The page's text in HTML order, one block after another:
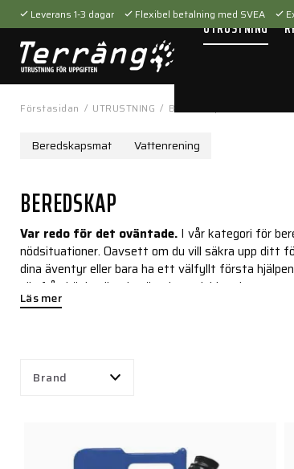
Leverans 1-3 dagar Flexibel betalning med SVEA
UTRUSTNING
Förstasidan / UTRUSTNING / Beredskap
Beredskapsmat Vattenrening
BEREDSKAP
Var redo för det oväntade. I vår kategori för
nödsituationer. Oavsett om du vill säkra upp ditt
dina äventyr eller bara ha ett välfyllt första
allt från högkvalitativa överlevnadskit och
för det oväntade och skydda dig själv och din
Läs mer
Brand